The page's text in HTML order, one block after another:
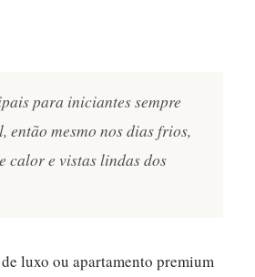
para iniciantes sempre
então mesmo nos dias frios,
calor e vistas lindas dos
luxo ou apartamento premium